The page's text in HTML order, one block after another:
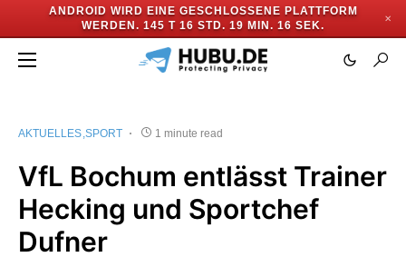
ANDROID WIRD EINE GESCHLOSSENE PLATTFORM
WERDEN. 145 T 16 STD. 19 MIN. 15 SEK.
✕
AKTUELLES SPORT 1 minute read
VfL Bochum entlässt Trainer
Hecking und Sportchef
Dufner